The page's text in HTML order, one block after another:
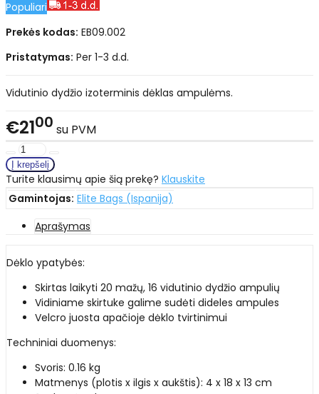
Populiari
Prekės kodas: EB09.002
Pristatymas: Per 1-3 d.d.
Vidutinio dydžio izoterminis dėklas ampulėms.
€2100 su PVM
Turite klausimų apie šią prekę? Klauskite
Gamintojas: Elite Bags (Ispanija)
Aprašymas
Dėklo ypatybės:
Skirtas laikyti 20 mažų, 16 vidutinio dydžio ampulių
Vidiniame skirtuke galime sudėti dideles ampules
Velcro juosta apačioje dėklo tvirtinimui
Techniniai duomenys:
Svoris: 0.16 kg
Matmenys (plotis x ilgis x aukštis): 4 x 18 x 13 cm